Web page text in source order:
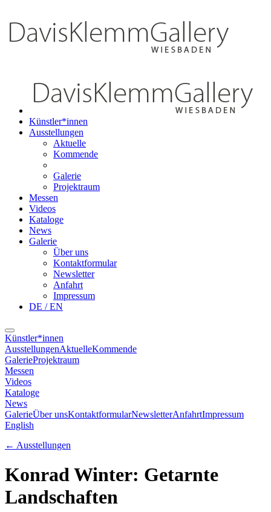
Künstler*innen
Ausstellungen
Aktuelle
Kommende
Galerie
Projektraum
Messen
Videos
Kataloge
News
Galerie
Über uns
Kontaktformular
Newsletter
Anfahrt
Impressum
DE / EN
Künstler*innen
AusstellungenAktuelleKommende
GalerieProjektraum
Messen
Videos
Kataloge
News
GalerieÜber unsKontaktformularNewsletterAnfahrtImpressum
English
← Ausstellungen
Konrad Winter: Getarnte
Landschaften